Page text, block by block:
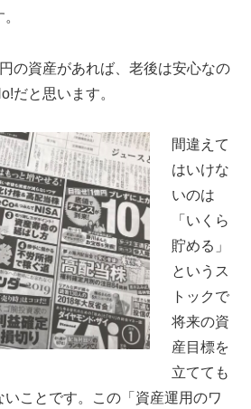
の資産があれば、老後は安心なの
だと思います。
間違えて
はいけな
いのは
「いくら
貯める」
というス
トックで
将来の資
産目標を
立てても
ことです。この「資産運用のワ